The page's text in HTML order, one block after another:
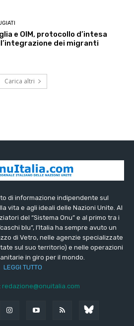
e OIM, protocollo d’intesa
dei migranti
Carica altri
di informazione indipendente sul
vita e agli ideali delle Nazioni Unite. Al
del “Sistema Onu” e al primo tra i
blu”, l’Italia ha sempre avuto un
di Vetro, nelle agenzie specializzate
sul suo territorio) e nelle operazioni
in giro per il mondo.
LEGGI TUTTO
redazione@onuitalia.com